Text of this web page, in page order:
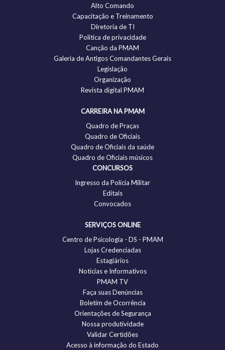
Alto Comando
Capacitação e Treinamento
Diretoria de TI
Politica de privacidade
Canção da PMAM
Galeria de Antigos Comandantes Gerais
Legislação
Organização
Revista digital PMAM
CARREIRA NA PMAM
Quadro de Praças
Quadro de Oficiais
Quadro de Oficiais da saúde
Quadro de Oficiais músicos
CONCURSOS
Ingresso da Polícia Militar
Editais
Convocados
SERVIÇOS ONLINE
Centro de Psicologia - DS - PMAM
Lojas Credenciadas
Estagiários
Notícias e Informativos
PMAM TV
Faça suas Denúncias
Boletim de Ocorrência
Orientações de Segurança
Nossa produtividade
Validar Certidões
Acesso à informação do Estado